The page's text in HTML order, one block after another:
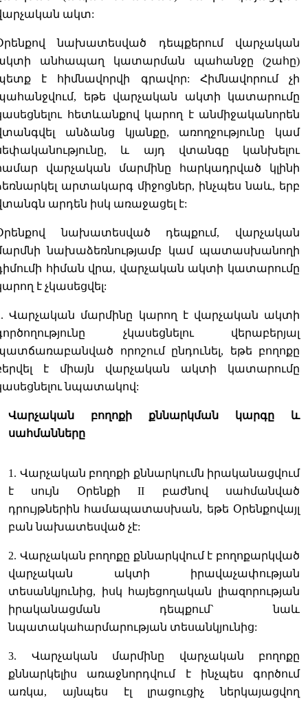
ակտ:
նախատեսված դեպքերում վարչական
անհապաղ կատարման պահանջը (շահը)
է հիմնավորվի գրավոր: Հիմնավորում չի
եթե վարչական ակտի կատարումը
հետևանքով կարող է անմիջականորեն
անձանց կյանքը, առողջությունը կամ
և այդ վտանգը կանխելու
վարչական մարմինը հարկադրված կլինի
արտակարգ միջոցներ, ինչպես նաև, երբ
արդեն իսկ առաջացել է:
նախատեսված դեպքում, վարչական
նախաձեռնությամբ կամ պատասխանողի
հիման վրա, վարչական ակտի կատարումը
է չկասեցվել:
Վարչական մարմինը կարող է վարչական ակտի
չկասեցնելու վերաբերյալ
որոշում ընդունել, եթե բողոքը
է միայն վարչական ակտի կատարումը
նպատակով:
Վարչական բողոքի քննարկման կարգը և
սահմանները
1. Վարչական բողոքի քննարկումն իրականացվում
է սույն Օրենքի II բաժնով սահմանված
դրույթներին համապատասխան, եթե Օրենքովայլ
բան նախատեսված չէ:
2. Վարչական բողոքը քննարկվում է բողոքարկված
վարչական ակտի իրավաչափության
տեսանկյունից, իսկ հայեցողական լիազորության
իրականացման դեպքում` նաև
նպատակահարմարության տեսանկյունից:
3. Վարչական մարմինը վարչական բողոքը
քննարկելիս առաջնորդվում է ինչպես գործում
առկա, այնպես էլ լրացուցիչ ներկայացվող